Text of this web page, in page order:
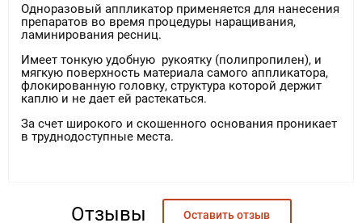
Одноразовый аппликатор применяется для нанесения
препаратов во время процедуры наращивания,
ламинирования ресниц.
Имеет тонкую удобную рукоятку (полипропилен), и
мягкую поверхность материала самого аппликатора,
флокированную головку, структура которой держит
каплю и не дает ей растекаться.
За счет широкого и скошенного основания проникает
в труднодоступные места.
Отзывы Оставить отзыв